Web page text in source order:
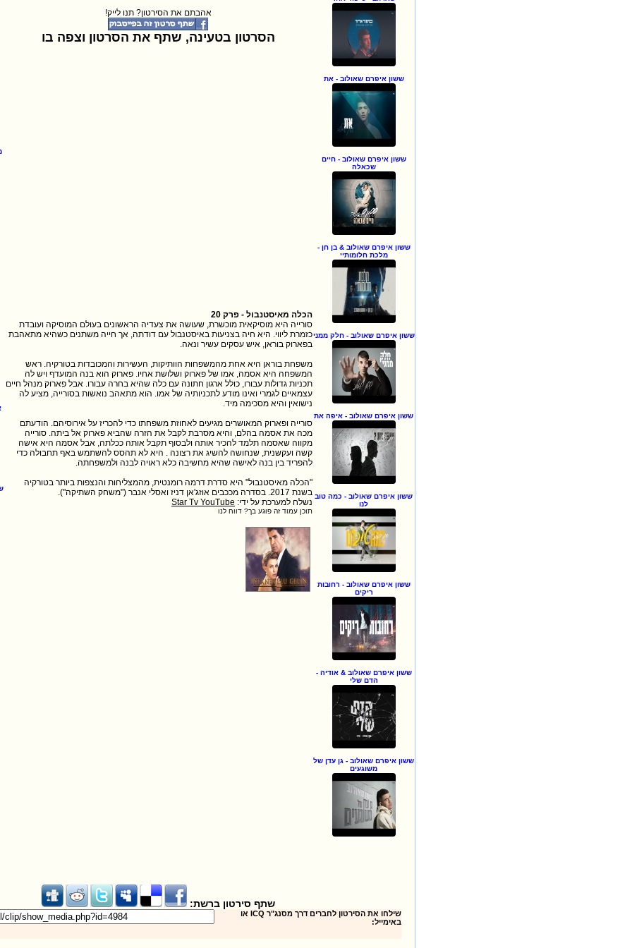
ששון איפרם שאולוב - את
ששון איפרם שאולוב - חיים
שכאלה
ששון איפרם שאולוב & בן חן -
מלכת חלומותיי
ששון איפרם שאולוב - חלק ממני
ששון איפרם שאולוב - איפה את
ששון איפרם שאולוב - כמה טוב
לנו
ששון איפרם שאולוב - רחובות
ריקים
ששון איפרם שאולוב & אודיה -
הדם שלי
ששון איפרם שאולוב - גן עדן של
משוגעים
אהבתם את הסירטון? תנו לייק!
הסרטון בטעינה, שתף את הסרטון וצפה בו
הכלה מאיסטנבול - פרק 20
סורייה היא מוסיקאית מוכשרת, שעושה את צעדיה הראשונים בעולם המוסיקה ועובדת
כזמרת ליווי. היא חיה בצניעות באיסטנבול עם דודתה, אך חייה משתנים כשהיא מתאהבת
משפחת בוראן היא אחת מהמשפחות הוותיקות, העשירות והמכובדות בטורקיה. ראש
המשפחה היא אסמה, אמו של פארוק ושלושת אחיו. פארוק הוא בנה המועדף ויש לה
תכניות גדולות עבורו, כולל ארגון חתונה עם כלה שהיא בחרה עבורו. אבל פארוק מנהל חיים
עצמאיים לגמרי ואינו מודע לתכניותיה של אמו. הוא מתאהב נואשות בסורייה, מציע לה
סורייה ופארוק המאושרים מגיעים לאחוזת משפחתו כדי להכריז על אירוסיהם. הודעתם
מכה את אסמה בהלם, והיא מסרבת לקבל את הזרה שהביא פארוק אל ביתה. סורייה
מקווה שאסמה תלמד להכיר אותה ולבסוף תקבל אותה ככלתה, אבל אסמה היא אישה
קשה ועקשנית, שנחושה להשיג את רצונה . היא לא תהסס להשתמש באף תחבולה כדי
"הכלה מאיסטנבול" היא סדרת דרמה רומנטית, מהמצליחות והנצפות ביותר בטורקיה
בשנת 2017. בסדרה מככבים אוזג'אן דניז ואסלי אנבר ("משחק השתיקה").
נשלח למערכת על ידי: Star Tv YouTube
תוכן עמוד זה פוגע בך? דווח לנו
שתף סירטון ברשת:
שילחו את הסירטון לחברים דרך מסנג"ר ICQ או
באימייל: